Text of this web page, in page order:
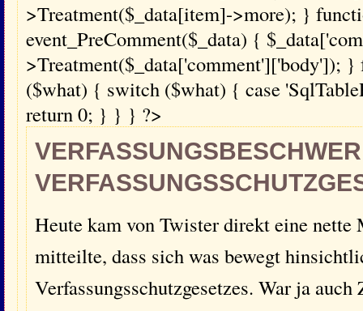
>Treatment($_data[item]->more); }
event_PreComment($_data) {
>Treatment($_data['comment']['body']); }
($what) { switch ($what) { case
return 0; } } } ?>
Heute kam von Twister direkt eine
mitteilte, dass sich was bewegt
Verfassungsschutzgesetzes. War ja